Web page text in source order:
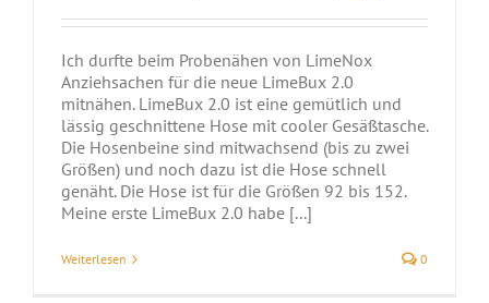
Ich durfte beim Probenähen von LimeNox
Anziehsachen für die neue LimeBux 2.0
mitnähen. LimeBux 2.0 ist eine gemütlich und
lässig geschnittene Hose mit cooler Gesäßtasche.
Die Hosenbeine sind mitwachsend (bis zu zwei
Größen) und noch dazu ist die Hose schnell
genäht. Die Hose ist für die Größen 92 bis 152.
Meine erste LimeBux 2.0 habe [...]
Weiterlesen 0